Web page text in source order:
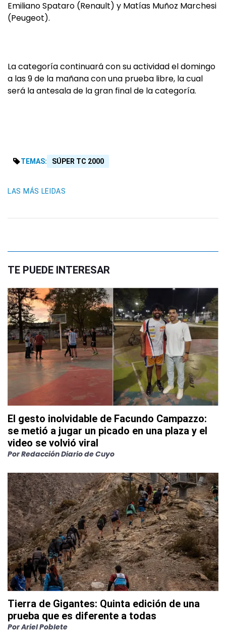
Emiliano Spataro (Renault) y Matías Muñoz Marchesi
(Peugeot).
La categoría continuará con su actividad el domingo
a las 9 de la mañana con una prueba libre, la cual
será la antesala de la gran final de la categoría.
TEMAS: SÚPER TC 2000
LAS MÁS LEIDAS
TE PUEDE INTERESAR
El gesto inolvidable de Facundo Campazzo:
se metió a jugar un picado en una plaza y el
video se volvió viral
PorRedacción Diario de Cuyo
Tierra de Gigantes: Quinta edición de una
prueba que es diferente a todas
PorAriel Poblete